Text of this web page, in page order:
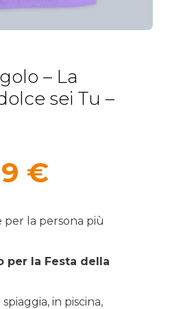
– La
sei Tu –
€Il
attuale
è:
per la persona più
per la Festa della
in piscina,